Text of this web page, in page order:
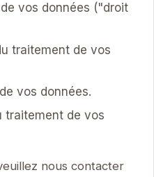
vos données ("droit
traitement de vos
vos données.
traitement de vos
nous contacter